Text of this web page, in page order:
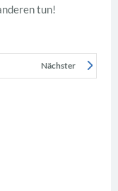
tun!
Nächster